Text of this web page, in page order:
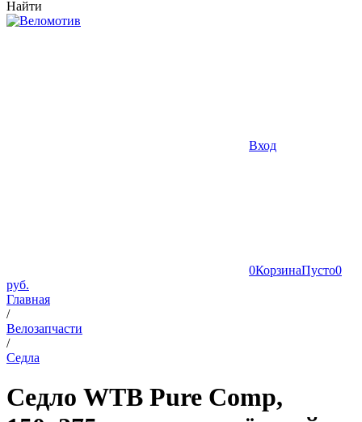
Найти
Вход
0КорзинаПусто0
руб.
Главная
/
Велозапчасти
/
Седла
Седло WTB Pure Comp,